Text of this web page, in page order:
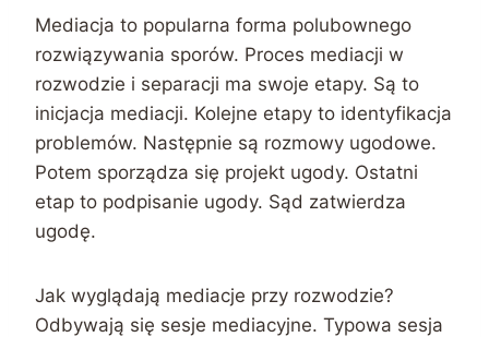
Mediacja to popularna forma polubownego
rozwiązywania sporów. Proces mediacji w
rozwodzie i separacji ma swoje etapy. Są to
inicjacja mediacji. Kolejne etapy to identyfikacja
problemów. Następnie są rozmowy ugodowe.
Potem sporządza się projekt ugody. Ostatni
etap to podpisanie ugody. Sąd zatwierdza
ugodę.
Jak wyglądają mediacje przy rozwodzie?
Odbywają się sesje mediacyjne. Typowa sesja